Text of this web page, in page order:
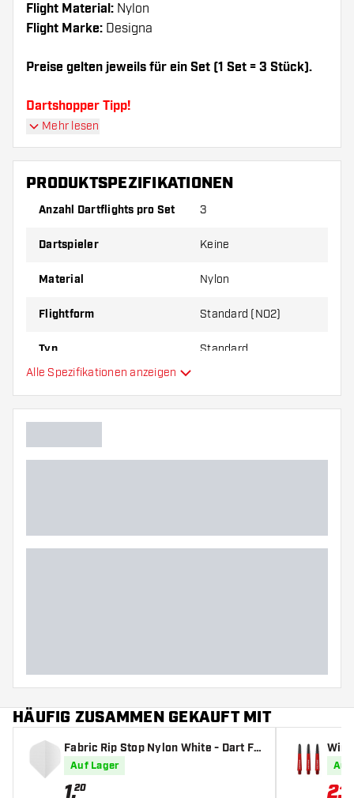
Flight Material: Nylon
Flight Marke: Designa
Preise gelten jeweils für ein Set (1 Set = 3 Stück).
Dartshopper Tipp!
Sorgen Sie für genügend Ersatz Flights und
abnutzen oder brechen.
Material oder eine andere Dicke der Flights aus,
um herauszufinden, welche Variante am besten
Mehr lesen
PRODUKTSPEZIFIKATIONEN
Anzahl Dartflights pro Set 3
Dartspieler Keine
Material Nylon
Flightform Standard (NO2)
Typ Standard
Hauptfarbe
Alle Spezifikationen anzeigen
HÄUFIG ZUSAMMEN GEKAUFT MIT
Fabric Rip Stop Nylon White - Dart Fli
ghts
Auf Lager
1,20
fts
Auf
2,45